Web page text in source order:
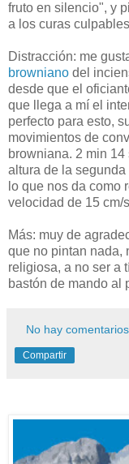
fruto en silencio", y
a los curas
Distracción: me
browniano del
desde que el
que llega a mí el
perfecto para esto,
movimientos de
browniana. 2 min
altura de la segunda
lo que nos da como
velocidad de 15 cm/
Más: muy de
que no pintan nada,
religiosa, a no ser a
bastón de mando al
No hay
Compartir